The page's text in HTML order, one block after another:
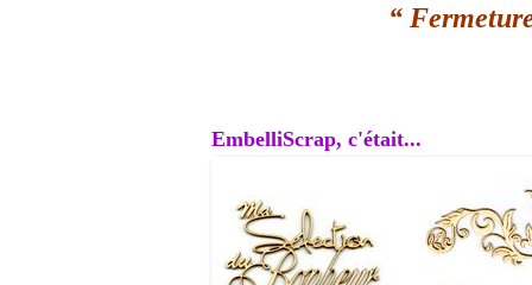
“
EmbelliScrap, c'était...